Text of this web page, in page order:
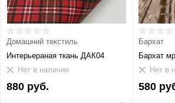
Домашний текстиль
Интерьераная ткань ДАК04
Нет в наличии
880 руб.
Бархат
Бархат
Нет в
580